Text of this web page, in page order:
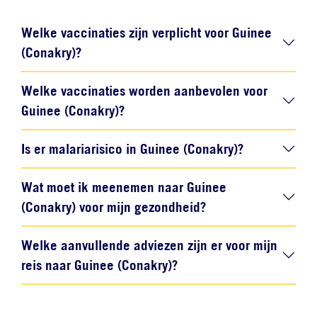
Welke vaccinaties zijn verplicht voor Guinee
(Conakry)?
Welke vaccinaties worden aanbevolen voor
Guinee (Conakry)?
Is er malariarisico in Guinee (Conakry)?
Wat moet ik meenemen naar Guinee
(Conakry) voor mijn gezondheid?
Welke aanvullende adviezen zijn er voor mijn
reis naar Guinee (Conakry)?